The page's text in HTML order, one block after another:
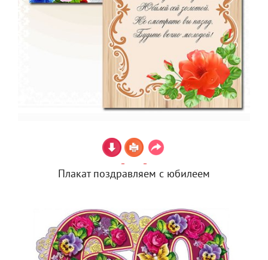
Плакат поздравляем с юбилеем